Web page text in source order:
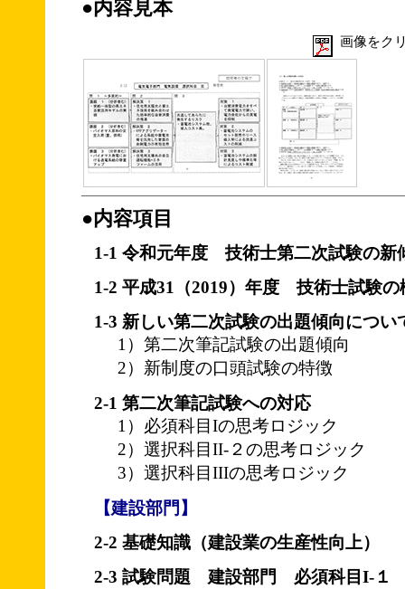
●内容見本
画像をク
●内容項目
1-1 令和元年度 技術士第二次試験の新
1-2 平成31（2019）年度 技術士試験の
1-3 新しい第二次試験の出題傾向につい
1）第二次筆記試験の出題傾向
2）新制度の口頭試験の特徴
2-1 第二次筆記試験への対応
1）必須科目Iの思考ロジック
2）選択科目II-２の思考ロジック
3）選択科目IIIの思考ロジック
【建設部門】
2-2 基礎知識（建設業の生産性向上）
2-3 試験問題 建設部門 必須科目I-１